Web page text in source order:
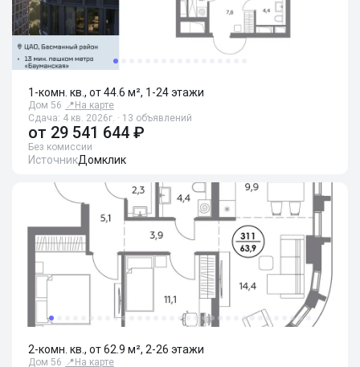
1-комн. кв., от 44.6 м², 1-24 этажи
Дом 56 📍 На карте
Сдача: 4 кв. 2026г. · 13 объявлений
от 29 541 644 ₽
Без комиссии
ИсточникДомклик
2-комн. кв., от 62.9 м², 2-26 этажи
Дом 56 📍 На карте